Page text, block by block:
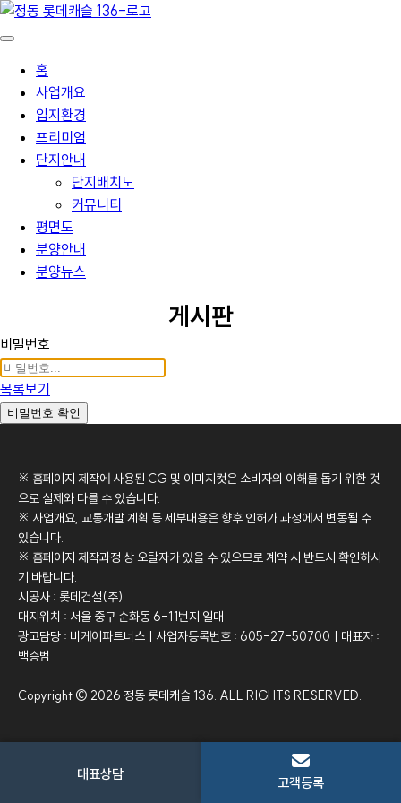
홈
사업개요
입지환경
프리미엄
단지안내
단지배치도
커뮤니티
평면도
분양안내
분양뉴스
게시판
비밀번호
목록보기
비밀번호 확인
대표상담
고객등록
※ 홈페이지 제작에 사용된 CG 및 이미지컷은 소비자의 이해를 돕기 위한 것
으로 실제와 다를 수 있습니다.
※ 사업개요, 교통개발 계획 등 세부내용은 향후 인허가 과정에서 변동될 수
있습니다.
※ 홈페이지 제작과정 상 오탈자가 있을 수 있으므로 계약 시 반드시 확인하시
기 바랍니다.
시공사 : 롯데건설(주)
대지위치 : 서울 중구 순화동 6-11번지 일대
광고담당 : 비케이파트너스ㅣ사업자등록번호 : 605-27-50700ㅣ대표자 :
백승범
Copyright © 2026 정동 롯데캐슬 136. ALL RIGHTS RESERVED.